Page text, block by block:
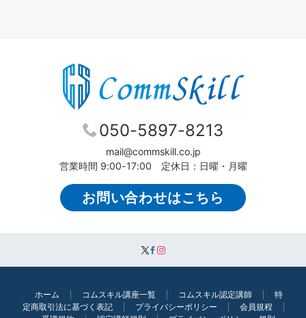
050-5897-8213
mail@commskill.co.jp
営業時間 9:00-17:00 定休日：日曜・月曜
お問い合わせはこちら
ホーム コムスキル講座一覧 コムスキル認定講師
特
定商取引法に基づく表記
プライバシーポリシー
会員規程